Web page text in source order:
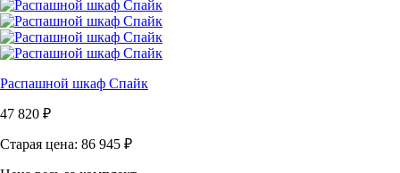
Распашной шкаф Спайк
47 820 ₽
Старая цена: 86 945 ₽